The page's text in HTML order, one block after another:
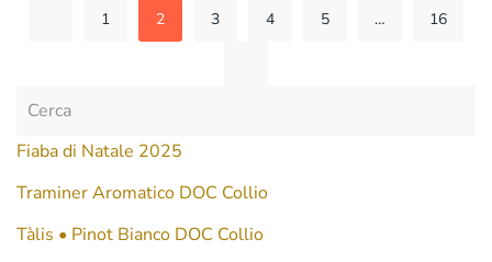
1 2 3 4 5 … 16
Fiaba di Natale 2025
Traminer Aromatico DOC Collio
Tàlis • Pinot Bianco DOC Collio